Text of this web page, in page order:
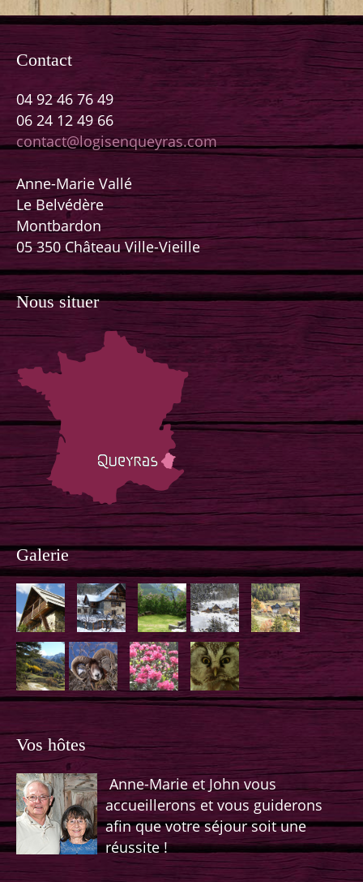
Contact
04 92 46 76 49
06 24 12 49 66
contact@logisenqueyras.com
Anne-Marie Vallé
Le Belvédère
Montbardon
05 350 Château Ville-Vieille
Nous situer
Galerie
Vos hôtes
Anne-Marie et John vous
accueillerons et vous guiderons
afin que votre séjour soit une
réussite !